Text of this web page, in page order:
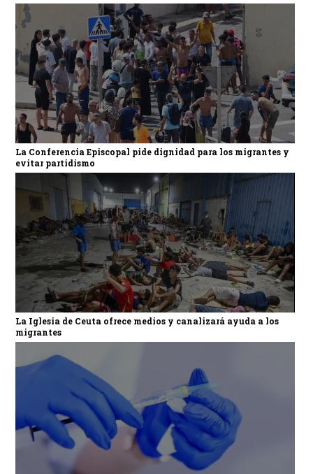
La Conferencia Episcopal pide dignidad para los migrantes y
evitar partidismo
La Iglesia de Ceuta ofrece medios y canalizará ayuda a los
migrantes